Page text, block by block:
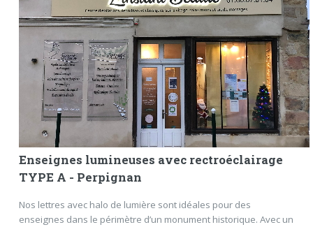
Enseignes lumineuses avec rectroéclairage
TYPE A - Perpignan
Nos lettres avec halo de lumière sont idéales pour des
enseignes dans le périmètre d’un monument historique. Avec un